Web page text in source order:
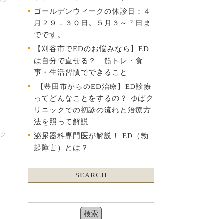
ゴールデンウィークの休診日：４
月２９．３０日。５月３～７日ま
でです。
【刈谷市でEDのお悩みなら】ED
は自分で直せる？｜筋トレ・食
事・生活習慣でできること
【豊田市からのED治療】ED診療
ってどんなことをするの？ ゆばク
リニックでの初診の流れと治療方
法を照って解説
泌尿器科専門医が解説！ ED（勃
起障害）とは？
SEARCH